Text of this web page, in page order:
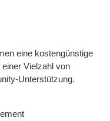
eine kostengünstige
einer Vielzahl von
Unterstützung.